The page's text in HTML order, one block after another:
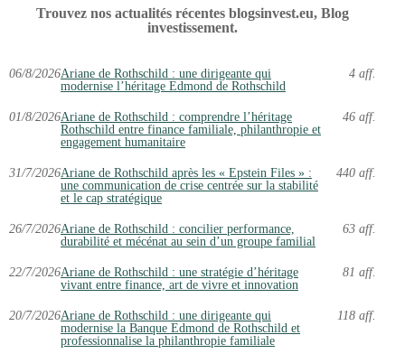
Trouvez nos actualités récentes blogsinvest.eu, Blog
investissement.
06/8/2026Ariane de Rothschild : une dirigeante qui
modernise l’héritage Edmond de Rothschild
4 aff.
01/8/2026Ariane de Rothschild : comprendre l’héritage
Rothschild entre finance familiale, philanthropie et
engagement humanitaire
46 aff.
31/7/2026Ariane de Rothschild après les « Epstein Files » :
une communication de crise centrée sur la stabilité
et le cap stratégique
440 aff.
26/7/2026Ariane de Rothschild : concilier performance,
durabilité et mécénat au sein d’un groupe familial
63 aff.
22/7/2026Ariane de Rothschild : une stratégie d’héritage
vivant entre finance, art de vivre et innovation
81 aff.
20/7/2026Ariane de Rothschild : une dirigeante qui
modernise la Banque Edmond de Rothschild et
professionnalise la philanthropie familiale
118 aff.